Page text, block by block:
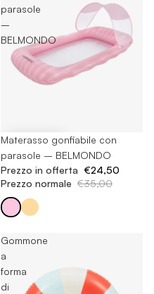
parasole
–
BELMONDO
-30%
Materasso gonfiabile con
parasole – BELMONDO
Prezzo in offerta €24,50
Prezzo normale €35,00
Gommone
a
forma
di